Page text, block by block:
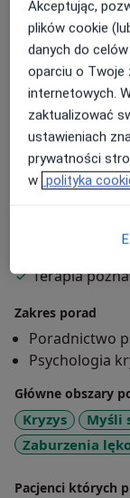
bezpieczną i
Pracuję w
dorosłymi.
i kursy. Swoją
W razie
wiadomość.
więcejO mnie
Terapia
Terapia
Zakres porad
Poradnictwo
Psychologia
Główne obszary
Kryzys Myśli
Zaburzenia
Pacjenci których
Akceptując,
plików cookie
danych do
oparciu o Twoje
internetowych.
zaktualizować
ustawieniach
prywatności
w polityka